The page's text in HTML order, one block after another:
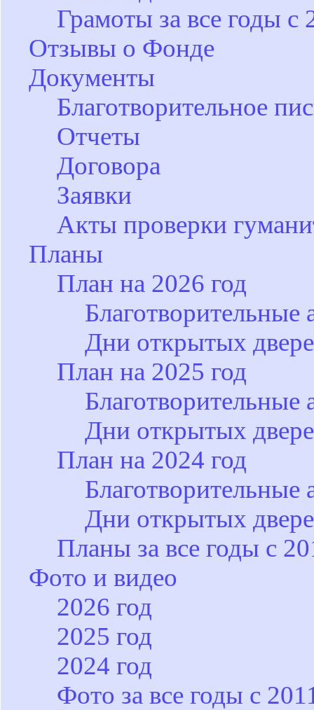
Грамоты за все годы с
Отзывы о Фонде
Документы
Благотворительное
Отчеты
Договора
Заявки
Акты проверки
Планы
План на 2026 год
Благотворительные
Дни открытых
План на 2025 год
Благотворительные
Дни открытых
План на 2024 год
Благотворительные
Дни открытых
Планы за все годы с
Фото и видео
2026 год
2025 год
2024 год
Фото за все годы с